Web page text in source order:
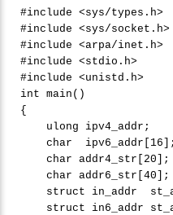
#include <sys/types.h>
#include <sys/socket.h>
#include <arpa/inet.h>
#include <stdio.h>
#include <unistd.h>
int main()
{
ulong ipv4_addr;
char ipv6_addr[16];
char addr4_str[20];
char addr6_str[40];
struct in_addr
struct in6_addr